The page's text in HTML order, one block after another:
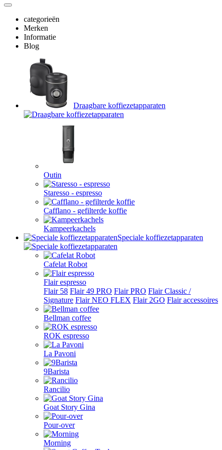
categorieën
Merken
Informatie
Blog
Draagbare koffiezetapparaten
Outin
Staresso - espresso
Cafflano - gefilterde koffie
Kampeerkachels
Speciale koffiezetapparaten
Cafelat Robot
Flair espresso
Flair 58 Flair 49 PRO Flair PRO Flair Classic /
Signature Flair NEO FLEX Flair 2GO Flair accessoires
Bellman coffee
ROK espresso
La Pavoni
9Barista
Rancilio
Goat Story Gina
Pour-over
Morning